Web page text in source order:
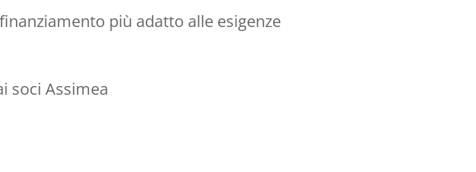
più adatto alle esigenze
soci Assimea